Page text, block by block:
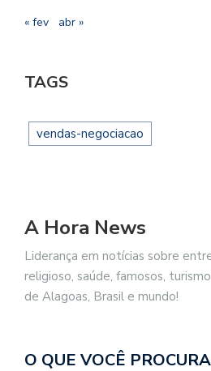
« fev abr »
TAGS
vendas-negociacao
A Hora News
Liderança em notícias sobre
religioso, saúde, famosos,
de Alagoas, Brasil e mundo!
O QUE VOCÊ